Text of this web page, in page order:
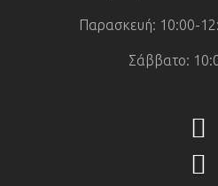
Παρασκευή: 10:00-
Σάββατο: